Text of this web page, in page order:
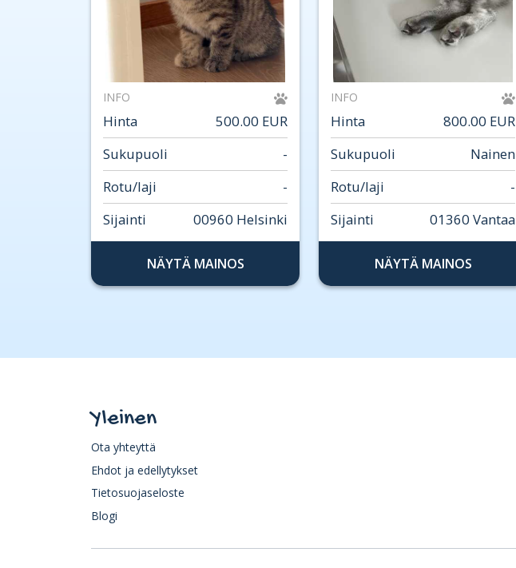
INFO
Hinta
500.00 EUR
Sukupuoli
-
Rotu/laji
-
Sijainti
00960 Helsinki
NÄYTÄ MAINOS
INFO
Hinta
800.00 EUR
Sukupuoli
Nainen
Rotu/laji
-
Sijainti
01360 Vantaa
NÄYTÄ MAINOS
Yleinen
Ota yhteyttä
Ehdot ja edellytykset
Tietosuojaseloste
Blogi